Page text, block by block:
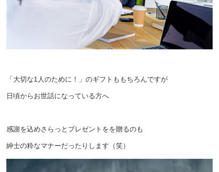
「大切な1人のために！」のギフトももちろんですが
日頃からお世話になっている方へ
感謝を込めさらっとプレゼントをを贈るのも
紳士の粋なマナーだったりします（笑）